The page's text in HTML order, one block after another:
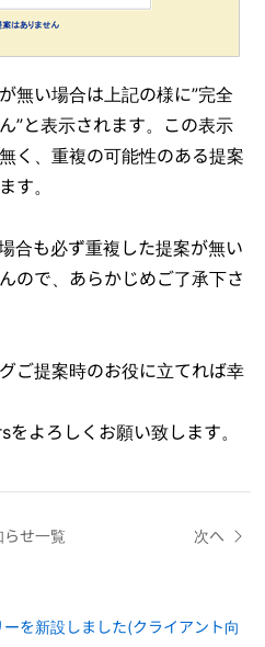
無い場合は上記の様に”完全
”と表示されます。この表示
く、重複の可能性のある提案
す。
合も必ず重複した提案が無い
ので、あらかじめご了承下さ
ご提案時のお役に立てれば幸
よろしくお願い致します。
らせ一覧 次へ
を新設しました(クライアント向